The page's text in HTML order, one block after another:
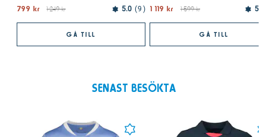
799 kr
1 249 kr 5.0 9
GÅ TILL
1 119 kr
1 599 kr 5.0
GÅ TILL
SENAST BESÖKTA